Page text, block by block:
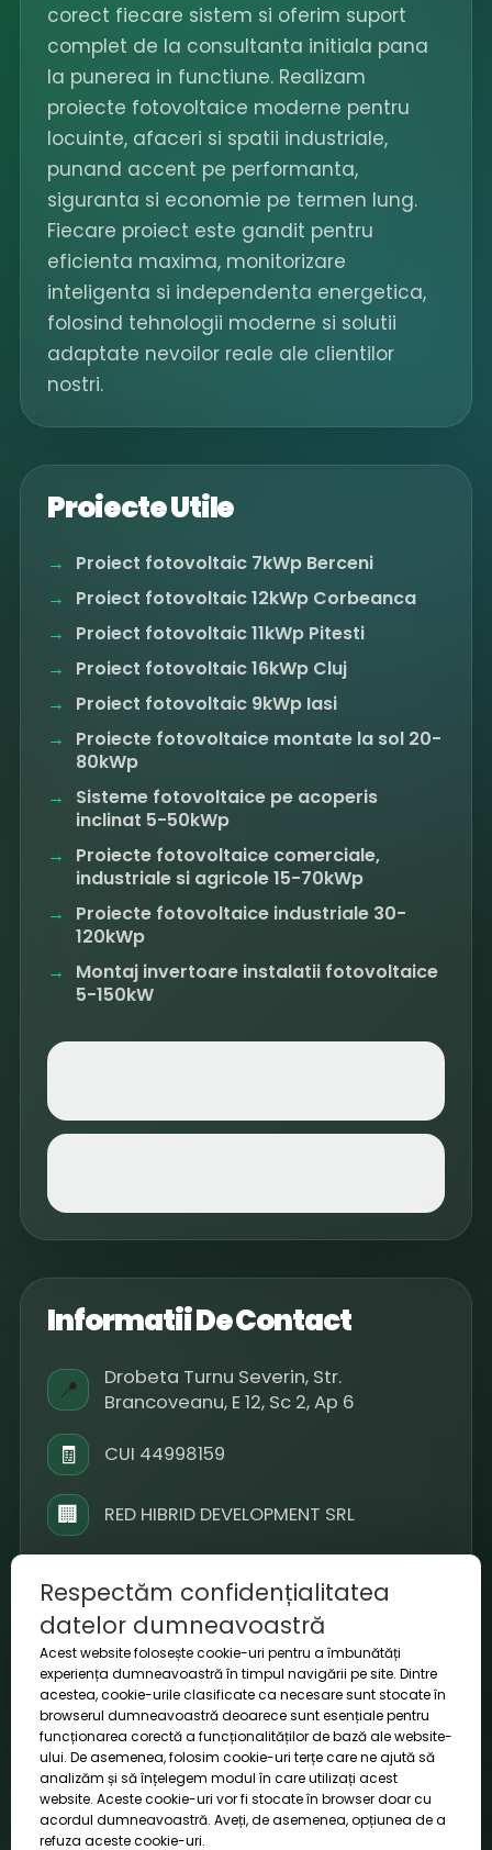
corect fiecare sistem si oferim suport
complet de la consultanta initiala pana
la punerea in functiune. Realizam
proiecte fotovoltaice moderne pentru
locuinte, afaceri si spatii industriale,
punand accent pe performanta,
siguranta si economie pe termen lung.
Fiecare proiect este gandit pentru
eficienta maxima, monitorizare
inteligenta si independenta energetica,
folosind tehnologii moderne si solutii
adaptate nevoilor reale ale clientilor
nostri.
Proiecte Utile
Proiect fotovoltaic 7kWp Berceni
Proiect fotovoltaic 12kWp Corbeanca
Proiect fotovoltaic 11kWp Pitesti
Proiect fotovoltaic 16kWp Cluj
Proiect fotovoltaic 9kWp Iasi
Proiecte fotovoltaice montate la sol 20-
80kWp
Sisteme fotovoltaice pe acoperis
inclinat 5-50kWp
Proiecte fotovoltaice comerciale,
industriale si agricole 15-70kWp
Proiecte fotovoltaice industriale 30-
120kWp
Montaj invertoare instalatii fotovoltaice
5-150kW
Informatii De Contact
📍
Drobeta Turnu Severin, Str.
Brancoveanu, E 12, Sc 2, Ap 6
🧾 CUI 44998159
🏢 RED HIBRID DEVELOPMENT SRL
✉️ office@voltora.ro
⏱ L-V 09-18 / S 10-14
© 2026 Voltora. Toate drepturile rezervate.
Respectăm confidențialitatea
datelor dumneavoastră
Acest website folosește cookie-uri pentru a îmbunătăți
experiența dumneavoastră în timpul navigării pe site. Dintre
acestea, cookie-urile clasificate ca necesare sunt stocate în
browserul dumneavoastră deoarece sunt esențiale pentru
funcționarea corectă a funcționalităților de bază ale website-
ului. De asemenea, folosim cookie-uri terțe care ne ajută să
analizăm și să înțelegem modul în care utilizați acest
website. Aceste cookie-uri vor fi stocate în browser doar cu
acordul dumneavoastră. Aveți, de asemenea, opțiunea de a
refuza aceste cookie-uri.